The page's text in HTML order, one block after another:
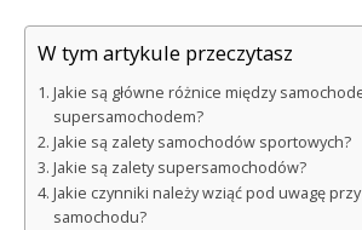
W tym artykule przeczytasz
Jakie są główne różnice między
supersamochodem?
Jakie są zalety samochodów sportowych?
Jakie są zalety supersamochodów?
Jakie czynniki należy wziąć pod uwagę
samochodu?